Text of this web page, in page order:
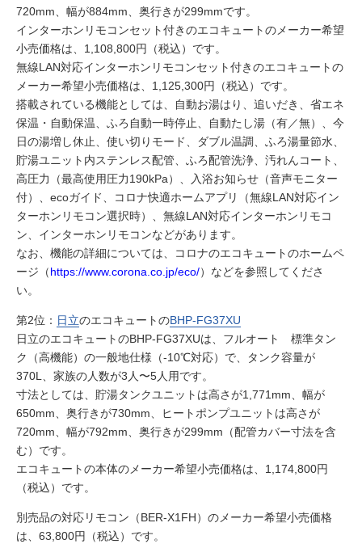
720mm、幅が884mm、奥行きが299mmです。
インターホンリモコンセット付きのエコキュートのメーカー希望
小売価格は、1,108,800円（税込）です。
無線LAN対応インターホンリモコンセット付きのエコキュートの
メーカー希望小売価格は、1,125,300円（税込）です。
搭載されている機能としては、自動お湯はり、追いだき、省エネ
保温・自動保温、ふろ自動一時停止、自動たし湯（有／無）、今
日の湯増し休止、使い切りモード、ダブル温調、ふろ湯量節水、
貯湯ユニット内ステンレス配管、ふろ配管洗浄、汚れんコート、
高圧力（最高使用圧力190kPa）、入浴お知らせ（音声モニター
付）、ecoガイド、コロナ快適ホームアプリ（無線LAN対応イン
ターホンリモコン選択時）、無線LAN対応インターホンリモコ
ン、インターホンリモコンなどがあります。
なお、機能の詳細については、コロナのエコキュートのホームペ
ージ（https://www.corona.co.jp/eco/）などを参照してくださ
い。
第2位： 日立のエコキュートのBHP-FG37XU
日立のエコキュートのBHP-FG37XUは、フルオート 標準タン
ク（高機能）の一般地仕様（-10℃対応）で、タンク容量が
370L、家族の人数が3人〜5人用です。
寸法としては、貯湯タンクユニットは高さが1,771mm、幅が
650mm、奥行きが730mm、ヒートポンプユニットは高さが
720mm、幅が792mm、奥行きが299mm（配管カバー寸法を含
む）です。
エコキュートの本体のメーカー希望小売価格は、1,174,800円
（税込）です。
別売品の対応リモコン（BER-X1FH）のメーカー希望小売価格
は、63,800円（税込）です。